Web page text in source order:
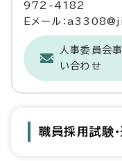
972-4182
Eメール：
人事委員会
い合わせ
職員採用試験